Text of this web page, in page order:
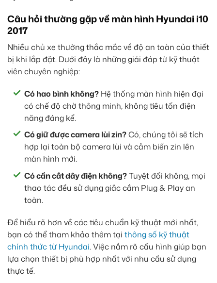
Câu hỏi thường gặp về màn hình Hyundai i10
2017
Nhiều chủ xe thường thắc mắc về độ an toàn của thiết
bị khi lắp đặt. Dưới đây là những giải đáp từ kỹ thuật
viên chuyên nghiệp:
Có hao bình không? Hệ thống màn hình hiện đại
có chế độ chờ thông minh, không tiêu tốn điện
năng đáng kể.
Có giữ được camera lùi zin?Có, chúng tôi sẽ tích
hợp lại toàn bộ camera lùi và cảm biến zin lên
màn hình mới.
Có cần cắt dây điện không?Tuyệt đối không, mọi
thao tác đều sử dụng giắc cắm Plug & Play an
toàn.
Để hiểu rõ hơn về các tiêu chuẩn kỹ thuật mới nhất,
bạn có thể tham khảo thêm tại thông số kỹ thuật
chính thức từ Hyundai. Việc nắm rõ cấu hình giúp bạn
lựa chọn thiết bị phù hợp nhất với nhu cầu sử dụng
thực tế.